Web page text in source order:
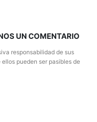
UN COMENTARIO
responsabilidad de sus
pueden ser pasibles de